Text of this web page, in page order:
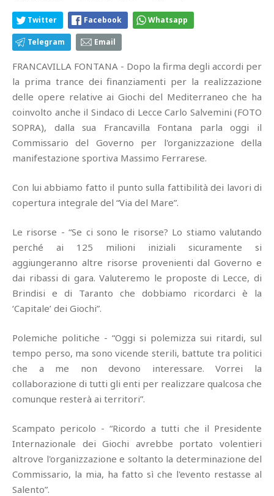
Twitter Facebook Whatsapp
Telegram Email
FRANCAVILLA FONTANA - Dopo la firma degli accordi per
la prima trance dei finanziamenti per la realizzazione
delle opere relative ai Giochi del Mediterraneo che ha
coinvolto anche il Sindaco di Lecce Carlo Salvemini (FOTO
SOPRA), dalla sua Francavilla Fontana parla oggi il
Commissario del Governo per l'organizzazione della
manifestazione sportiva Massimo Ferrarese.
Con lui abbiamo fatto il punto sulla fattibilità dei lavori di
copertura integrale del “Via del Mare”.
Le risorse - “Se ci sono le risorse? Lo stiamo valutando
perché ai 125 milioni iniziali sicuramente si
aggiungeranno altre risorse provenienti dal Governo e
dai ribassi di gara. Valuteremo le proposte di Lecce, di
Brindisi e di Taranto che dobbiamo ricordarci è la
‘Capitale’ dei Giochi”.
Polemiche politiche - “Oggi si polemizza sui ritardi, sul
tempo perso, ma sono vicende sterili, battute tra politici
che a me non devono interessare. Vorrei la
collaborazione di tutti gli enti per realizzare qualcosa che
comunque resterà ai territori”.
Scampato pericolo - “Ricordo a tutti che il Presidente
Internazionale dei Giochi avrebbe portato volentieri
altrove l'organizzazione e soltanto la determinazione del
Commissario, la mia, ha fatto sì che l'evento restasse al
Salento”.